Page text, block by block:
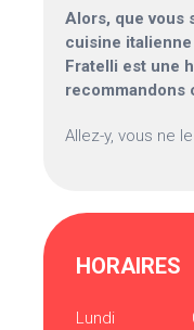
Alors, que vous
cuisine
Fratelli est une
recommandons
Allez-y, vous ne
HORAIRES
Lundi